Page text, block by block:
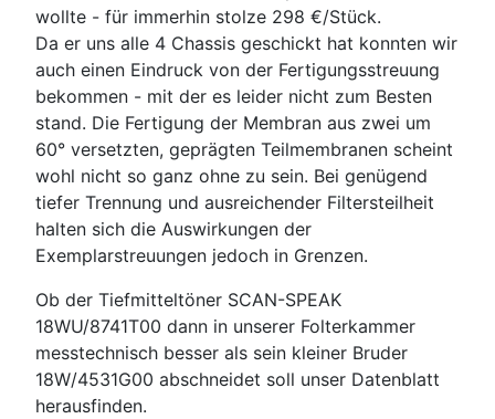
wollte - für immerhin stolze 298 €/Stück.
Da er uns alle 4 Chassis geschickt hat konnten wir
auch einen Eindruck von der Fertigungsstreuung
bekommen - mit der es leider nicht zum Besten
stand. Die Fertigung der Membran aus zwei um
60° versetzten, geprägten Teilmembranen scheint
wohl nicht so ganz ohne zu sein. Bei genügend
tiefer Trennung und ausreichender Filtersteilheit
halten sich die Auswirkungen der
Exemplarstreuungen jedoch in Grenzen.
Ob der Tiefmitteltöner SCAN-SPEAK
18WU/8741T00 dann in unserer Folterkammer
messtechnisch besser als sein kleiner Bruder
18W/4531G00 abschneidet soll unser Datenblatt
herausfinden.